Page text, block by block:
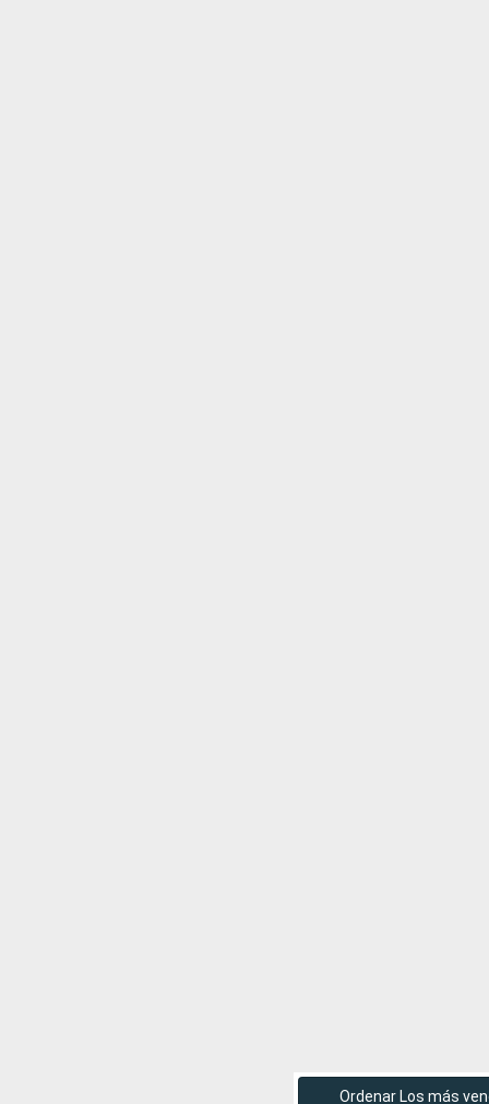
Ordenar Los más